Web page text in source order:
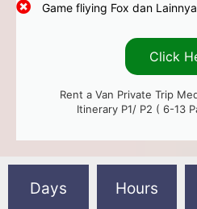
Game fliying Fox dan Lainnya
Click
Rent a Van Private Trip
Itinerary P1/ P2 ( 6-13
Days Hours